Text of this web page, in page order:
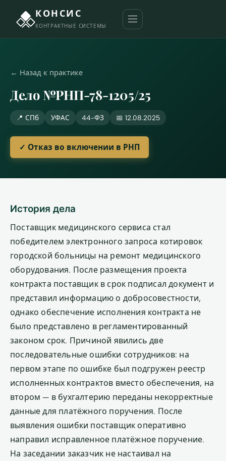
КОНСИС
КОНТРАКТНЫЕ СИСТЕМЫ
← Назад к практике
Дело №РНП-78-1205/25
📍 СПб УФАС 44-ФЗ 📅 12.08.2025
✓ Отказ во включении в РНП
История дела
Поставщик медицинского сервиса стал
победителем электронного запроса котировок
городской больницы на ремонт медицинского
оборудования. После размещения проекта
контракта поставщик в срок подписал документ и
представил информацию о добросовестности,
однако обеспечение исполнения контракта не
было представлено в регламентированный
законом срок. Причиной явились две
последовательные ошибки сотрудников: на
первом этапе по ошибке был подгружен реестр
исполненных контрактов вместо обеспечения, на
втором — в бухгалтерию переданы некорректные
данные для платёжного поручения. После
выявления ошибки поставщик оперативно
направил исправленное платёжное поручение.
На заседании заказчик не настаивал на